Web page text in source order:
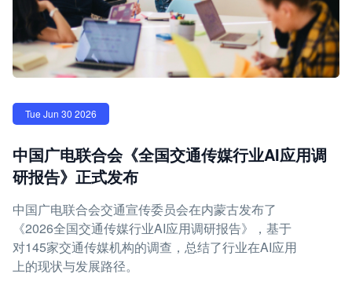
Tue Jun 30 2026
中国广电联合会《全国交通传媒行业AI应用调
研报告》正式发布
中国广电联合会交通宣传委员会在内蒙古发布了
《2026全国交通传媒行业AI应用调研报告》，基于
对145家交通传媒机构的调查，总结了行业在AI应用
上的现状与发展路径。